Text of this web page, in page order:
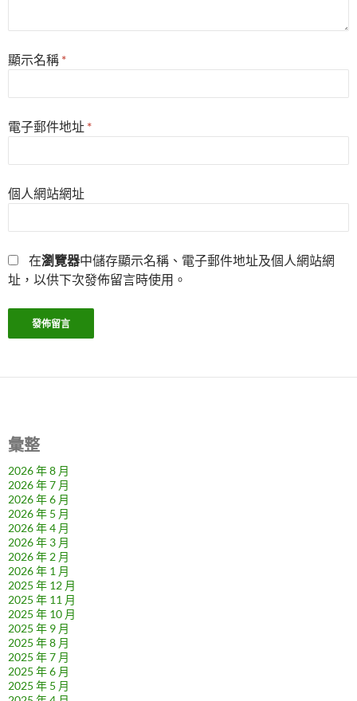
顯示名稱 *
電子郵件地址 *
個人網站網址
在瀏覽器中儲存顯示名稱、電子郵件地址及個人網站網
址，以供下次發佈留言時使用。
彙整
2026 年 8 月
2026 年 7 月
2026 年 6 月
2026 年 5 月
2026 年 4 月
2026 年 3 月
2026 年 2 月
2026 年 1 月
2025 年 12 月
2025 年 11 月
2025 年 10 月
2025 年 9 月
2025 年 8 月
2025 年 7 月
2025 年 6 月
2025 年 5 月